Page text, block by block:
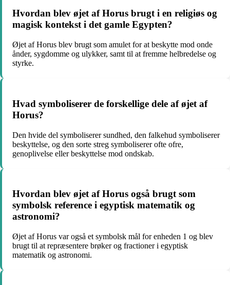
Hvordan blev øjet af Horus brugt i en religiøs og
magisk kontekst i det gamle Egypten?
Øjet af Horus blev brugt som amulet for at beskytte mod onde
ånder, sygdomme og ulykker, samt til at fremme helbredelse og
styrke.
Hvad symboliserer de forskellige dele af øjet af
Horus?
Den hvide del symboliserer sundhed, den falkehud symboliserer
beskyttelse, og den sorte streg symboliserer ofte ofre,
genoplivelse eller beskyttelse mod ondskab.
Hvordan blev øjet af Horus også brugt som
symbolsk reference i egyptisk matematik og
astronomi?
Øjet af Horus var også et symbolsk mål for enheden 1 og blev
brugt til at repræsentere brøker og fractioner i egyptisk
matematik og astronomi.